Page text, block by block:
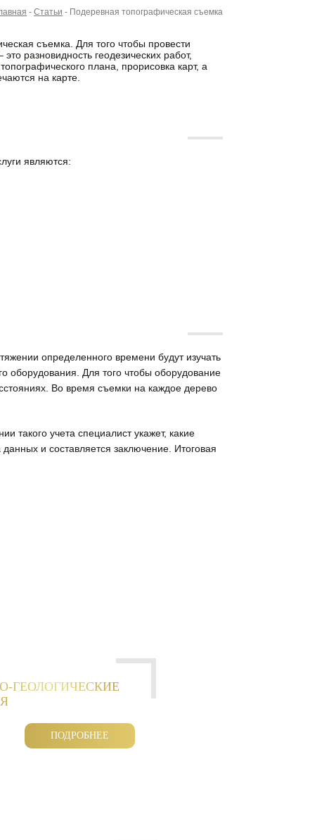
-Статьи - Подеревная топографическая съемка
съемка. Для того чтобы провести
это разновидность геодезических работ,
плана, прорисовка карт, а
на карте.
являются:
определенного времени будут изучать
оборудования. Для того чтобы оборудование
Во время съемки на каждое дерево
такого учета специалист укажет, какие
и составляется заключение. Итоговая
ГЕОЛОГИЧЕСКИЕ
ПОДРОБНЕЕ